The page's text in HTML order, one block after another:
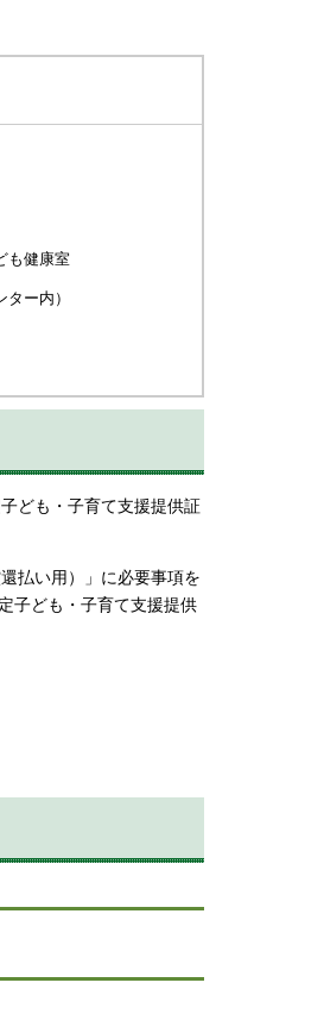
も健康室
ター内）
ども・子育て支援提供証
払い用）」に必要事項を
子ども・子育て支援提供